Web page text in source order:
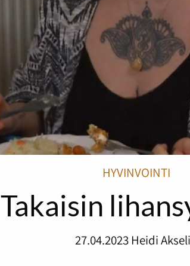
HYVINVOINTI
Takaisin
27.04.2023 Heidi